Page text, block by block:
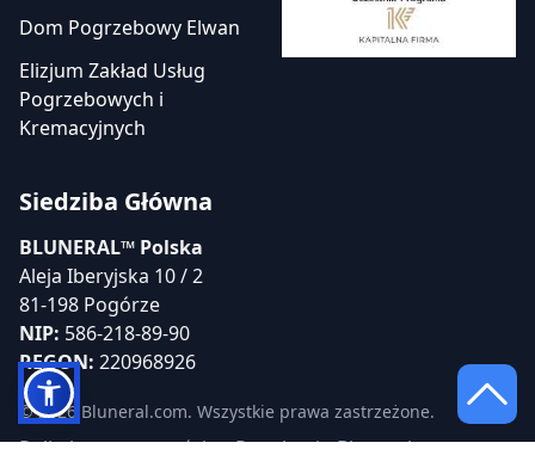
Dom Pogrzebowy Elwan
Elizjum Zakład Usług
Pogrzebowych i
Kremacyjnych
Siedziba Główna
BLUNERAL™ Polska
Aleja Iberyjska 10 / 2
81-198 Pogórze
NIP: 586-218-89-90
REGON: 220968926
© 2026 Bluneral.com. Wszystkie prawa zastrzeżone.